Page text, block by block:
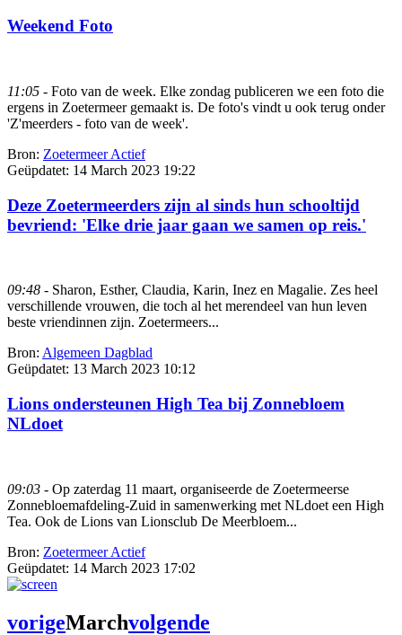
Weekend Foto
11:05 - Foto van de week. Elke zondag publiceren we een foto die
ergens in Zoetermeer gemaakt is. De foto's vindt u ook terug onder
'Z'meerders - foto van de week'.
Bron: Zoetermeer Actief
Geüpdatet: 14 March 2023 19:22
Deze Zoetermeerders zijn al sinds hun schooltijd
bevriend: 'Elke drie jaar gaan we samen op reis.'
09:48 - Sharon, Esther, Claudia, Karin, Inez en Magalie. Zes heel
verschillende vrouwen, die toch al het merendeel van hun leven
beste vriendinnen zijn. Zoetermeers...
Bron: Algemeen Dagblad
Geüpdatet: 13 March 2023 10:12
Lions ondersteunen High Tea bij Zonnebloem
NLdoet
09:03 - Op zaterdag 11 maart, organiseerde de Zoetermeerse
Zonnebloemafdeling-Zuid in samenwerking met NLdoet een High
Tea. Ook de Lions van Lionsclub De Meerbloem...
Bron: Zoetermeer Actief
Geüpdatet: 14 March 2023 17:02
vorigeMarchvolgende